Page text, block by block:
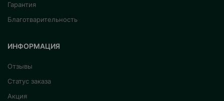
Гарантия
Благотварительность
ИНФОРМАЦИЯ
Отзывы
Статус заказа
Акция